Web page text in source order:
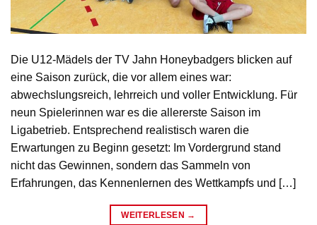
Die U12-Mädels der TV Jahn Honeybadgers blicken auf
eine Saison zurück, die vor allem eines war:
abwechslungsreich, lehrreich und voller Entwicklung. Für
neun Spielerinnen war es die allererste Saison im
Ligabetrieb. Entsprechend realistisch waren die
Erwartungen zu Beginn gesetzt: Im Vordergrund stand
nicht das Gewinnen, sondern das Sammeln von
Erfahrungen, das Kennenlernen des Wettkampfs und […]
WEITERLESEN →